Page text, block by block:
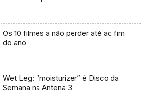
Os 10 filmes a não perder até ao fim
do ano
Wet Leg: “moisturizer” é Disco da
Semana na Antena 3